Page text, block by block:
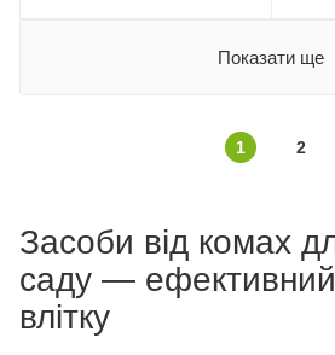
Показати ще
1 2
Засоби від комах
саду —
влітку